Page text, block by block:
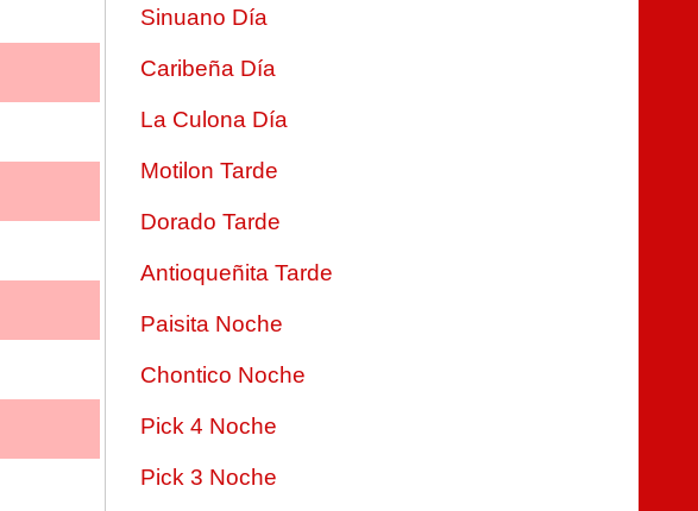
Sinuano Día
Caribeña Día
La Culona Día
Motilon Tarde
Dorado Tarde
Antioqueñita Tarde
Paisita Noche
Chontico Noche
Pick 4 Noche
Pick 3 Noche